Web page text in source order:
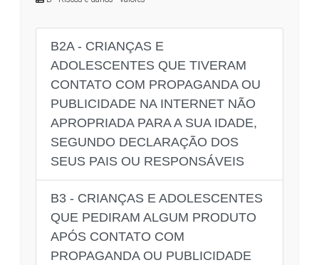
B2A - CRIANÇAS E
ADOLESCENTES QUE TIVERAM
CONTATO COM PROPAGANDA OU
PUBLICIDADE NA INTERNET NÃO
APROPRIADA PARA A SUA IDADE,
SEGUNDO DECLARAÇÃO DOS
SEUS PAIS OU RESPONSÁVEIS
B3 - CRIANÇAS E ADOLESCENTES
QUE PEDIRAM ALGUM PRODUTO
APÓS CONTATO COM
PROPAGANDA OU PUBLICIDADE